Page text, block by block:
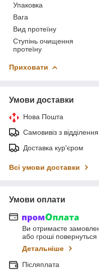
Упаковка
Вага
Вид протеїну
Ступінь очищення
протеїну
Приховати
Умови доставки
Нова Пошта
Самовивіз з
Доставка кур'єром
Всі умови доставки
Умови оплати
Ви отримаєте
або гроші
Детальніше
Післяплата